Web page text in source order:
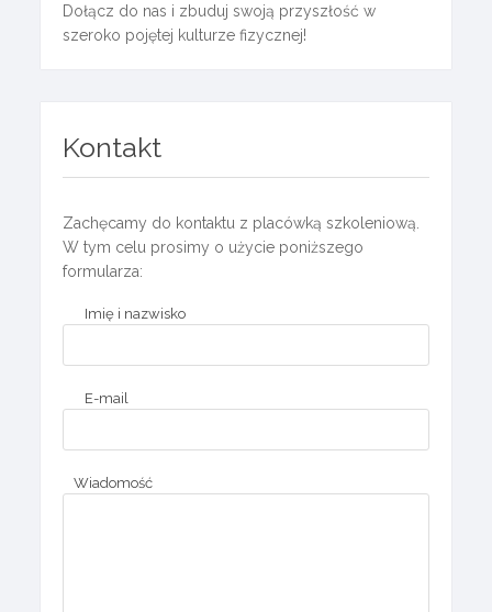
Dołącz do nas i zbuduj swoją przyszłość w
szeroko pojętej kulturze fizycznej!
Kontakt
Zachęcamy do kontaktu z placówką szkoleniową.
W tym celu prosimy o użycie poniższego
formularza:
Imię i nazwisko
E-mail
Wiadomość